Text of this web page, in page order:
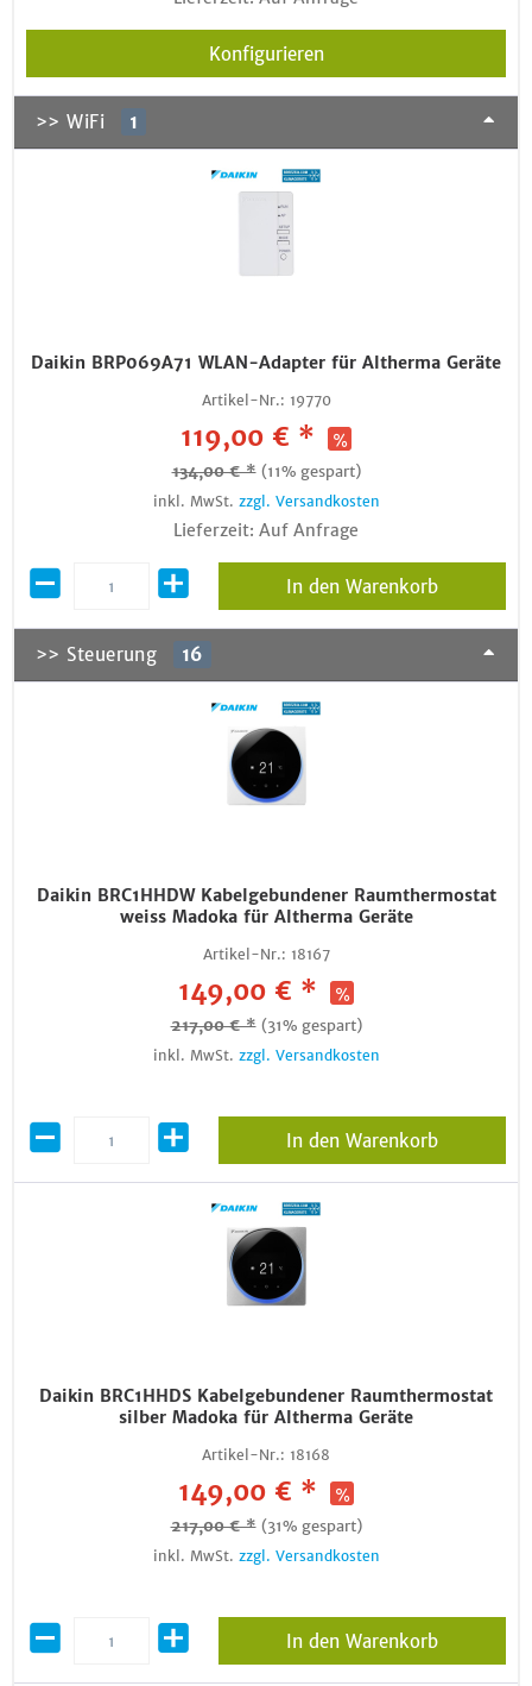
Konfigurieren
>> WiFi 1
Daikin BRP069A71 WLAN-Adapter für Altherma Geräte
Artikel-Nr.: 19770
119,00 € *
134,00 € * (11% gespart)
inkl. MwSt. zzgl. Versandkosten
Lieferzeit: Auf Anfrage
In den Warenkorb
>> Steuerung 16
Daikin BRC1HHDW Kabelgebundener Raumthermostat
weiss Madoka für Altherma Geräte
Artikel-Nr.: 18167
149,00 € *
217,00 € * (31% gespart)
inkl. MwSt. zzgl. Versandkosten
In den Warenkorb
Daikin BRC1HHDS Kabelgebundener Raumthermostat
silber Madoka für Altherma Geräte
Artikel-Nr.: 18168
149,00 € *
217,00 € * (31% gespart)
inkl. MwSt. zzgl. Versandkosten
In den Warenkorb